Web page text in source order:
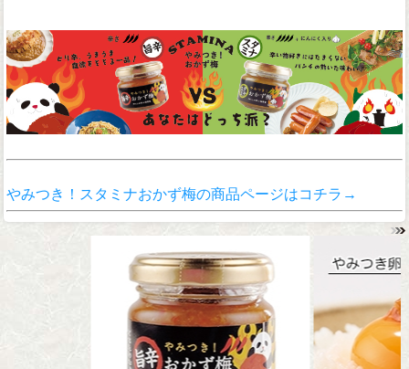
やみつき！スタミナおかず梅の商品ページはコチラ→